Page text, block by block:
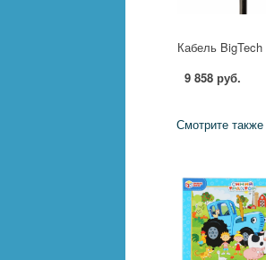
9 858 руб.
Смотрите также